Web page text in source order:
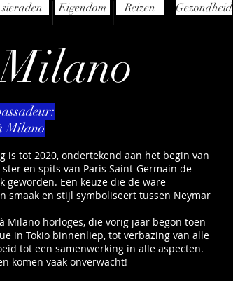
Milano
is tot 2020, ondertekend aan het begin van
en spits van Paris Saint-Germain de
geworden. Een keuze die de ware
smaak en stijl symboliseert tussen Neymar
Milano horloges, die vorig jaar begon toen
in Tokio binnenliep, tot verbazing van alle
tot een samenwerking in alle aspecten.
komen vaak onverwacht!
Eigendom Reizen Gezondheid